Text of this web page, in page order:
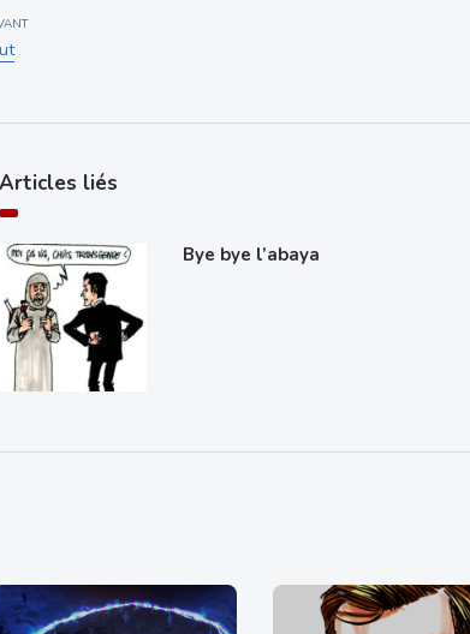
Articles liés
Bye bye l’abaya